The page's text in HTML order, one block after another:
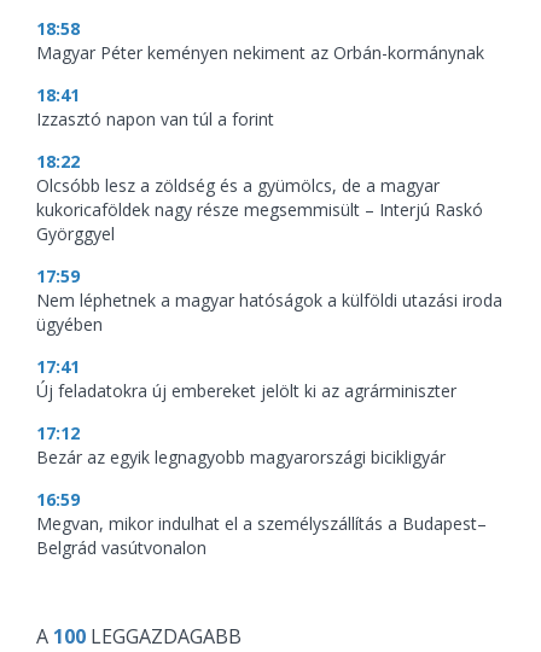
18:58
Magyar Péter keményen nekiment az Orbán-kormánynak
18:41
Izzasztó napon van túl a forint
18:22
Olcsóbb lesz a zöldség és a gyümölcs, de a magyar
kukoricaföldek nagy része megsemmisült – Interjú Raskó
Györggyel
17:59
Nem léphetnek a magyar hatóságok a külföldi utazási iroda
ügyében
17:41
Új feladatokra új embereket jelölt ki az agrárminiszter
17:12
Bezár az egyik legnagyobb magyarországi bicikligyár
16:59
Megvan, mikor indulhat el a személyszállítás a Budapest–
Belgrád vasútvonalon
A 100 LEGGAZDAGABB